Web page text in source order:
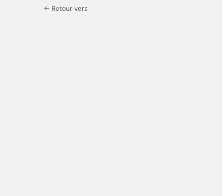
← Retour vers